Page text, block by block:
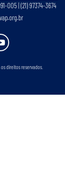
005 | (21) 97374-3674
os direitos reservados.